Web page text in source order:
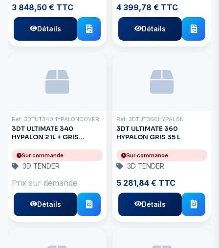
3 848,50 € TTC
Détails
4 399,78 € TTC
Détails
Réf: 3DTUT340HYPALONCOVER
3DT ULTIMATE 340
HYPALON 21L + GRIS
Sur commande
3D TENDER
Prix sur demande
Détails
Réf: 3DTUT360HYPALON
3DT ULTIMATE 360
HYPALON GRIS 35 L
Sur commande
3D TENDER
5 281,84 € TTC
Détails